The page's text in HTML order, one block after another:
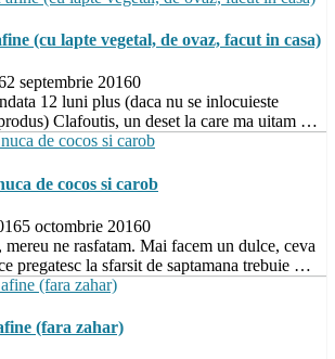
(cu lapte vegetal, de ovaz, facut in casa)
2 septembrie 20160
12 luni plus (daca nu se inlocuieste
Clafoutis, un deset la care ma uitam …
de cocos si carob
5 octombrie 20160
ne rasfatam. Mai facem un dulce, ceva
pregatesc la sfarsit de saptamana trebuie …
(fara zahar)